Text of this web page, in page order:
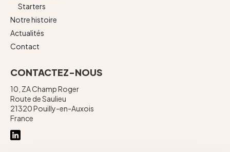
Starters
Notre histoire
Actualités
Contact
CONTACTEZ-NOUS
10, ZA Champ Roger
Route de Saulieu
21320 Pouilly-en-Auxois
France